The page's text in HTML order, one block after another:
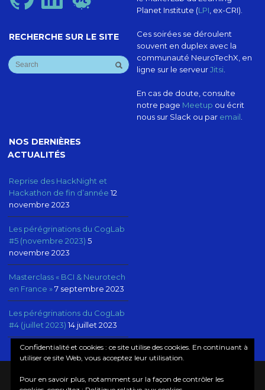
RECHERCHE SUR LE SITE
Planet Institute (LPI , ex-CRI).
Ces soirées se déroulent
souvent en duplex avec la
communauté NeuroTechX, en
ligne sur le serveurJitsi.
En cas de doute, consulte
notre page Meetup ou écrit
nous sur Slack ou par email
NOS DERNIÈRES
ACTUALITÉS
Reprise des HackNight et
Hackathon de fin d’année 12
novembre 2023
Les pérégrinations du CogLab
#5 (novembre 2023) 5
novembre 2023
Masterclass « BCI & Neurotech
en France » 7 septembre 2023
Les pérégrinations du CogLab
#4 (juillet 2023) 14 juillet 2023
© COPYRIGHT COGLAB, NEUROTECHX PARIS
Confidentialité et cookies : ce site utilise des cookies. En continuant à
utiliser ce site Web, vous acceptez leur utilisation.
Pour en savoir plus, notamment sur la façon de contrôler les